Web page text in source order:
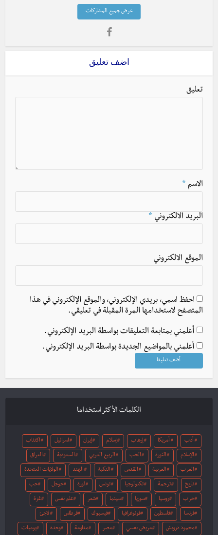
عرض جميع المشاركات
اضف تعليق
تعليق
الاسم *
البريد الالكتروني *
الموقع الالكتروني
احفظ اسمي، بريدي الإلكتروني، والموقع الإلكتروني في هذا
المتصفح لاستخدامها المرة المقبلة في تعليقي.
أعلمني بمتابعة التعليقات بواسطة البريد الإلكتروني.
أعلمني بالمواضيع الجديدة بواسطة البريد الإلكتروني.
الكلمات الأكثر استخداما
أدب أمريكا إرهاب إسلام إيران اسرائيل اكتئاب
الإسلام الثورة الحب الربيع العربي السعودية العراق
العرب العربية القدس النكبة الهند الولايات المتحدة
تاريخ ترجمة تكنولوجيا تونس ثورة جوجل حب
حرب روسيا سوريا سينما شعر علم نفس غزة
فرنسا فلسطين فوتوغرافيا فيسبوك قرطاس لاجئ
محمود درويش مريض نفسي مصر مقاومة وحدة يوميات